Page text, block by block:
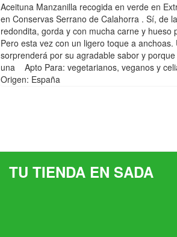
Aceituna Manzanilla recogida en verde en
en Conservas Serrano de Calahorra . Sí, de
redondita, gorda y con mucha carne y hueso
Pero esta vez con un ligero toque a
sorprenderá por su agradable sabor y
una Apto Para: vegetarianos, veganos y
Origen: España
TU TIENDA EN SADA